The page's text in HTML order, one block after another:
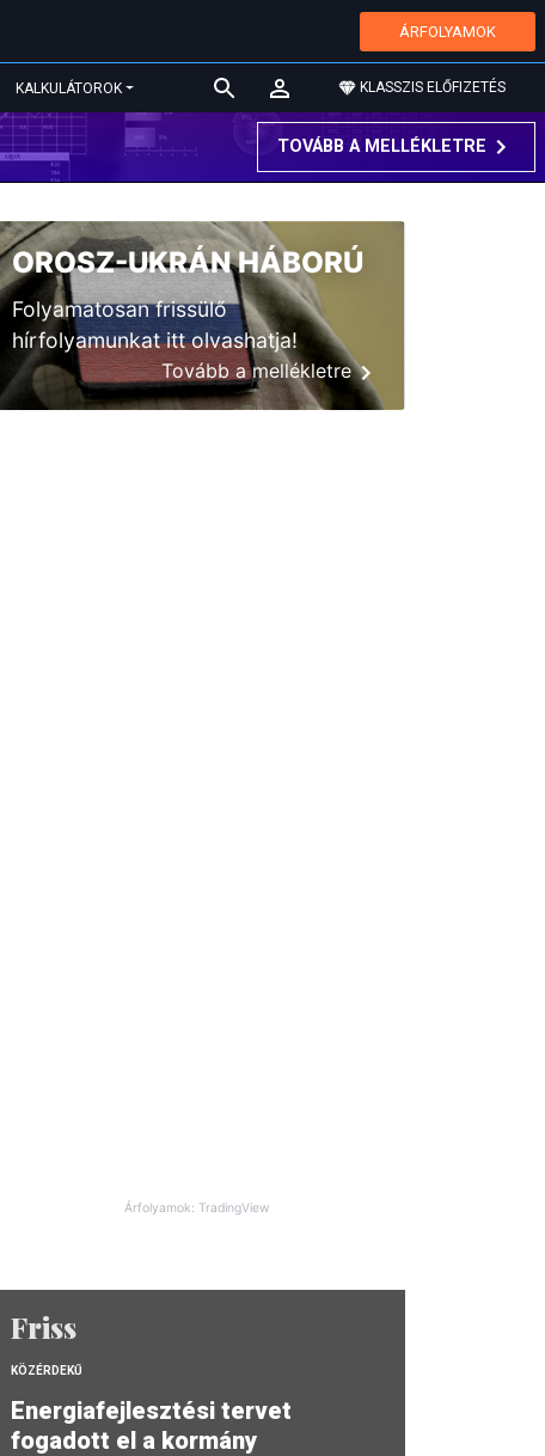
ÁRFOLYAMOK
KALKULÁTOROK KLASSZIS ELŐFIZETÉS
TOVÁBB A MELLÉKLETRE
OROSZ-UKRÁN HÁBORÚ
Folyamatosan frissülő
hírfolyamunkat itt olvashatja!
Tovább a mellékletre
Árfolyamok: TradingView
Friss
KÖZÉRDEKŰ
Energiafejlesztési tervet
fogadott el a kormány